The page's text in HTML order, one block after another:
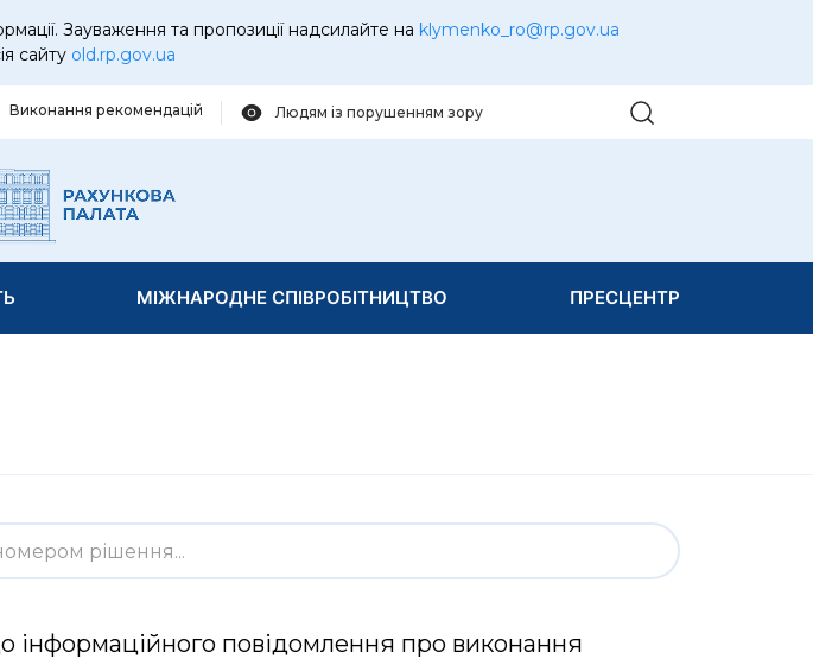
Зауваження та пропозиції надсилайте на klymenko_ro@rp.gov.ua
сайту old.rp.gov.ua
Виконання рекомендацій Людям із порушенням зору
МІЖНАРОДНЕ СПІВРОБІТНИЦТВО ПРЕСЦЕНТР
інформаційного повідомлення про виконання